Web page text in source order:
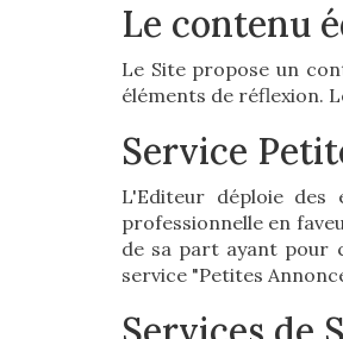
Le contenu
Le Site propose un
éléments de réflexion.
Service
L'Editeur déploie
professionnelle en
de sa part ayant pour
service "Petites